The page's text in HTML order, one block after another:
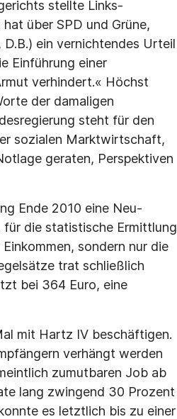
stellte Links­
über SPD und Grü­ne,
ein vernich­tendes Urteil
Einfüh­rung einer
verhin­dert.« Höchst
der damaligen
steht für den
sozialen Marktwirtschaft,
geraten, Perspektiven
Ende 2010 eine Neu­
für die statistische Ermittlung
sondern nur die
trat schließlich
bei 364 Euro, eine
mit Hartz IV beschäftigen.
verhängt werden
zumutbaren Job ab
lang zwingend 30 Prozent
es letztlich bis zu einer